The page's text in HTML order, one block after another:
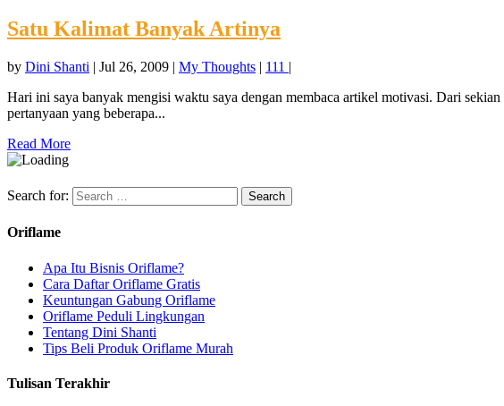
Satu Kalimat Banyak Artinya
by Dini Shanti | Jul 26, 2009 | My Thoughts | 111 |
Hari ini saya banyak mengisi waktu saya dengan membaca artikel motivasi. Dari
pertanyaan yang beberapa...
Read More
Search for:
Oriflame
Apa Itu Bisnis Oriflame?
Cara Daftar Oriflame Gratis
Keuntungan Gabung Oriflame
Oriflame Peduli Lingkungan
Tentang Dini Shanti
Tips Beli Produk Oriflame Murah
Tulisan Terakhir